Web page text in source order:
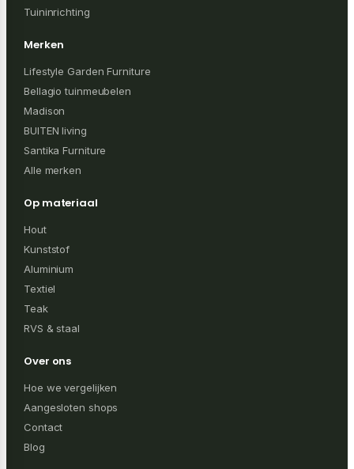
Tuininrichting
Merken
Lifestyle Garden Furniture
Bellagio tuinmeubelen
Madison
BUITEN living
Santika Furniture
Alle merken
Op materiaal
Hout
Kunststof
Aluminium
Textiel
Teak
RVS & staal
Over ons
Hoe we vergelijken
Aangesloten shops
Contact
Blog